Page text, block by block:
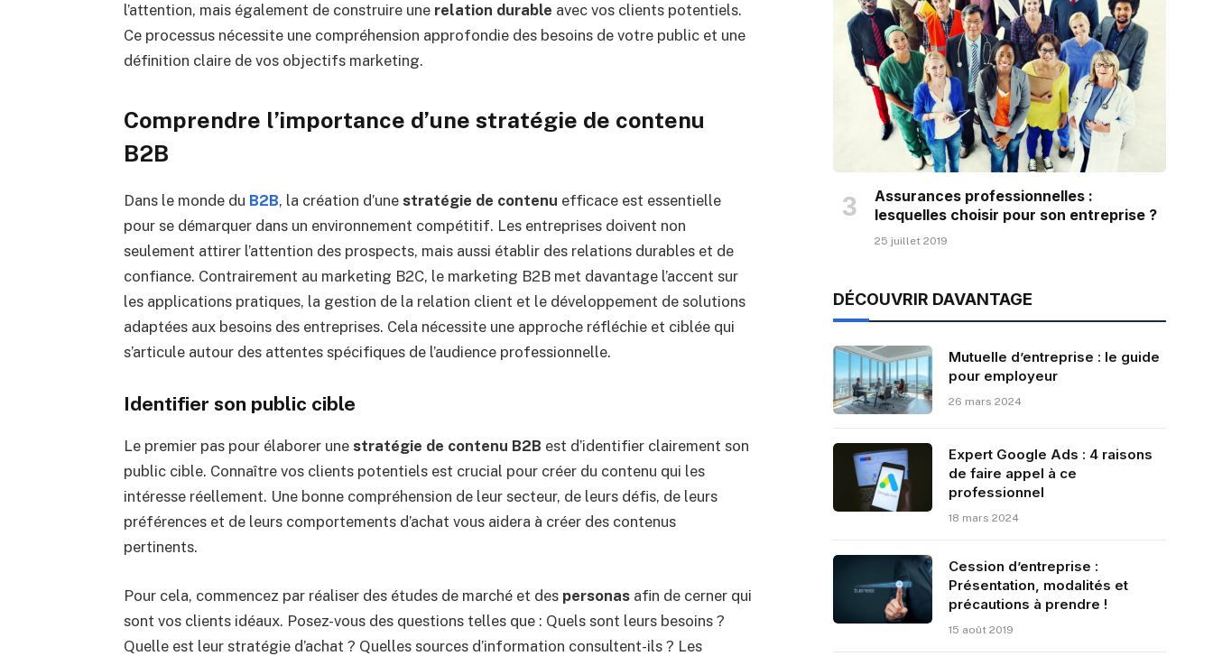
l’attention, mais également de construire une relation durable avec vos clients potentiels.
Ce processus nécessite une compréhension approfondie des besoins de votre public et une
définition claire de vos objectifs marketing.
Comprendre l’importance d’une stratégie de contenu
B2B
Dans le monde du B2B, la création d’une stratégie de contenu efficace est essentielle
pour se démarquer dans un environnement compétitif. Les entreprises doivent non
seulement attirer l’attention des prospects, mais aussi établir des relations durables et de
confiance. Contrairement au marketing B2C, le marketing B2B met davantage l’accent sur
les applications pratiques, la gestion de la relation client et le développement de solutions
adaptées aux besoins des entreprises. Cela nécessite une approche réfléchie et ciblée qui
s’articule autour des attentes spécifiques de l’audience professionnelle.
Identifier son public cible
Le premier pas pour élaborer une stratégie de contenu B2B est d’identifier clairement son
public cible. Connaître vos clients potentiels est crucial pour créer du contenu qui les
intéresse réellement. Une bonne compréhension de leur secteur, de leurs défis, de leurs
préférences et de leurs comportements d’achat vous aidera à créer des contenus
pertinents.
Pour cela, commencez par réaliser des études de marché et des personasafin de cerner qui
sont vos clients idéaux. Posez-vous des questions telles que : Quels sont leurs besoins ?
Quelle est leur stratégie d’achat ? Quelles sources d’information consultent-ils ? Les
Assurances professionnelles :
lesquelles choisir pour son entreprise ?
25 juillet 2019
DÉCOUVRIR DAVANTAGE
Mutuelle d’entreprise : le guide
pour employeur
26 mars 2024
Expert Google Ads : 4 raisons
de faire appel à ce
professionnel
18 mars 2024
Cession d’entreprise :
Présentation, modalités et
précautions à prendre !
15 août 2019